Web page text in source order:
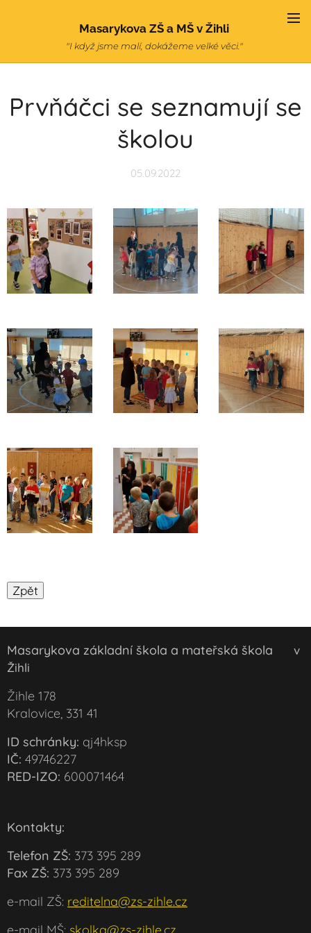
Masarykova ZŠ a MŠ v Žihli
"I když jsme malí, dokážeme velké věci."
Prvňáčci se seznamují se
školou
05.09.2022
Masarykova základní škola a mateřská škola v
Žihli
Žihle 178
Kralovice, 331 41
ID schránky: qj4hksp
IČ: 49746227
RED-IZO: 600071464
Kontakty:
Telefon ZŠ: 373 395 289
Fax ZŠ: 373 395 289
e-mail ZŠ: reditelna@zs-zihle.cz